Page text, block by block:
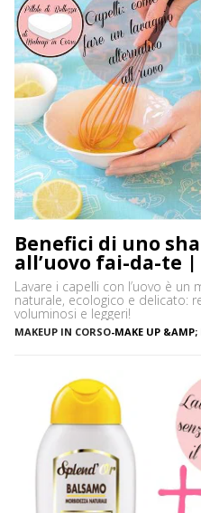
Benefici di uno
all’uovo fai-da-te |
Lavare i capelli con l’uovo è
naturale, ecologico e delicato:
voluminosi e leggeri!
MAKEUP IN CORSO-MAKE UP &AMP;